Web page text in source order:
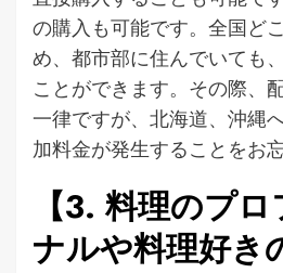
の購入も可能です。全国ど
め、都市部に住んでいても
ことができます。その際、
一律ですが、北海道、沖縄
加料金が発生することをお忘
【3. 料理のプ
ナルや料理好き